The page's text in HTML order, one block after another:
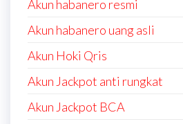
Akun habanero resmi
Akun habanero uang asli
Akun Hoki Qris
Akun Jackpot anti rungkat
Akun Jackpot BCA